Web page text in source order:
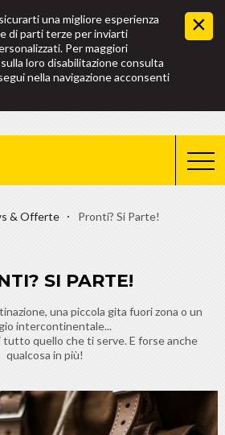
una migliore esperienza
di parti terze per inviarti
Per maggiori
loro disabilitazione consulta
nella navigazione acconsenti
& Offerte Pronti? Si Parte!
SI PARTE!
una piccola gita fuori zona o un
intercontinentale...
quello che ti serve. E forse anche
qualcosa in più!